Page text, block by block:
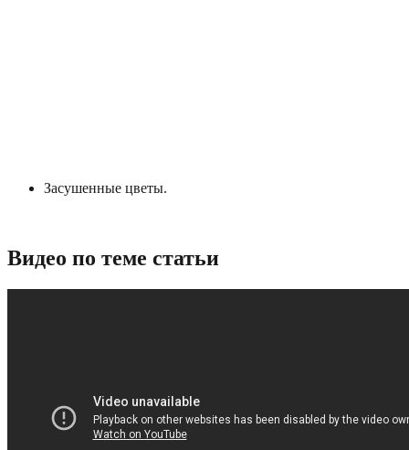
Засушенные цветы.
Видео по теме статьи